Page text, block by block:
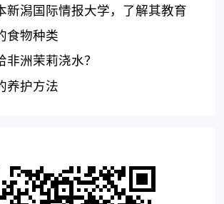
新潟国际情报大学，了解其教育
向
食物种类
洲茉莉浇水？
养护方法